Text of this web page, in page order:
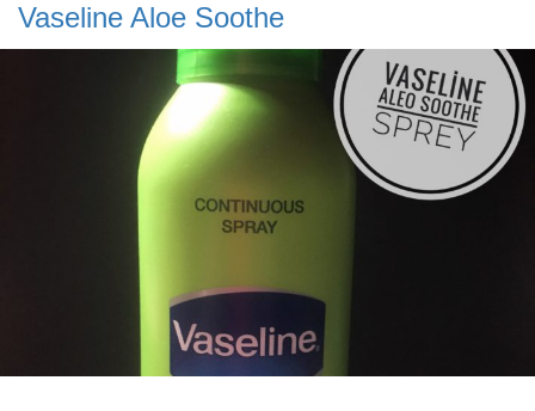
Vaseline Aloe Soothe